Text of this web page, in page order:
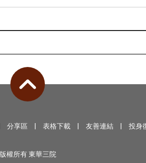
分享區 表格下載 友善連結 投身
版權所有 東華三院